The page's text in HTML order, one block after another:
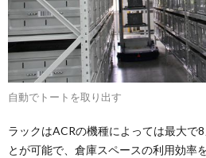
自動でトートを取り出す
ラックはACRの機種によっては最大で
とが可能で、倉庫スペースの利用効率